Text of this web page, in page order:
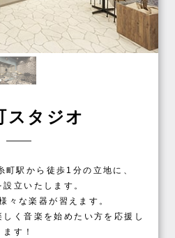
スタジオ
町駅から徒歩1分の立地に、
立いたします。
々な楽器が習えます。
く音楽を始めたい方を応援し
ます！